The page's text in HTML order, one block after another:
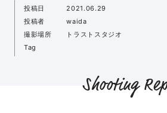
投稿日
2021.06.29
投稿者
waida
撮影場所
トラストスタジオ
Tag
Shooting